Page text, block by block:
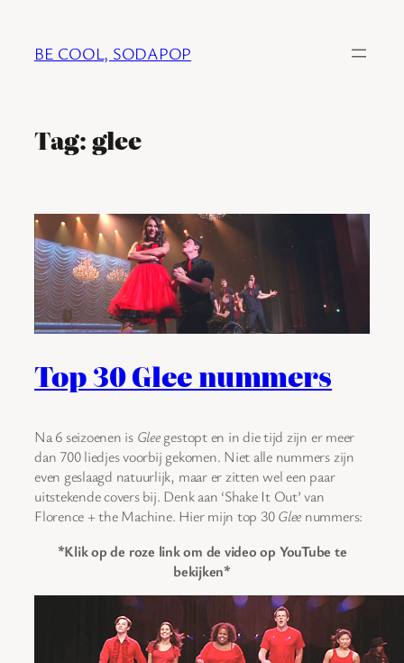
BE COOL, SODAPOP
Tag:glee
Top 30 Glee nummers
Na 6 seizoenen is Gleegestopt en in die tijd zijn er meer
dan 700 liedjes voorbij gekomen. Niet alle nummers zijn
even geslaagd natuurlijk, maar er zitten wel een paar
uitstekende covers bij. Denk aan ‘Shake It Out’ van
Florence + the Machine. Hier mijn top 30Glee nummers:
*Klik op de roze link om de video op YouTube te
bekijken*